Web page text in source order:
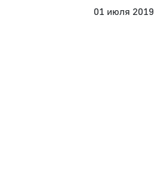
01 июля 2019